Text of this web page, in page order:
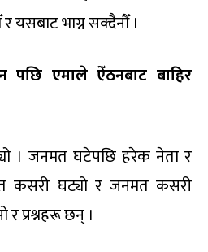
यसबाट भाग्न सक्दैनौँ ।
पछि एमाले ऐँठनबाट बाहिर
। जनमत घटेपछि हरेक नेता र
कसरी घट्यो र जनमत कसरी
र प्रश्नहरू छन् ।